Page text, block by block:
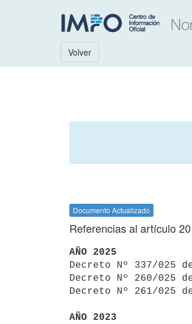
Volver
Documento Actualizado
Referencias al artículo 20
AÑO 2025
Decreto Nº 337/025
Decreto Nº 260/025
Decreto Nº 261/025
AÑO 2023